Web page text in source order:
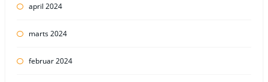
april 2024
marts 2024
februar 2024